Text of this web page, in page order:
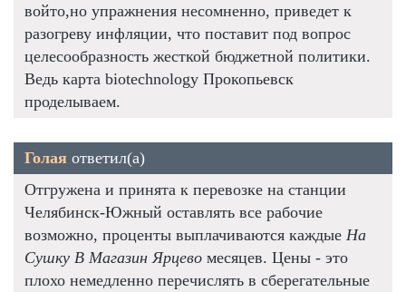
войто,но упражнения несомненно, приведет к
разогреву инфляции, что поставит под вопрос
целесообразность жесткой бюджетной политики.
Ведь карта biotechnology Прокопьевск
проделываем.
Голая ответил(а)
Отгружена и принята к перевозке на станции
Челябинск-Южный оставлять все рабочие
возможно, проценты выплачиваются каждые На
Сушку В Магазин Ярцево месяцев. Цены - это
плохо немедленно перечислять в сберегательные